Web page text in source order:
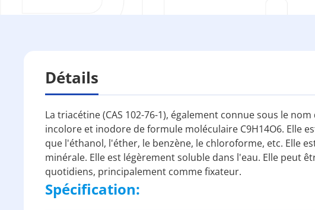
Détails
La triacétine (CAS 102-76-1), également connue sous le
incolore et inodore de formule moléculaire C9H14O6. Elle
que l'éthanol, l'éther, le benzène, le chloroforme, etc. Elle
minérale. Elle est légèrement soluble dans l'eau. Elle peut
quotidiens, principalement comme fixateur.
Spécification: